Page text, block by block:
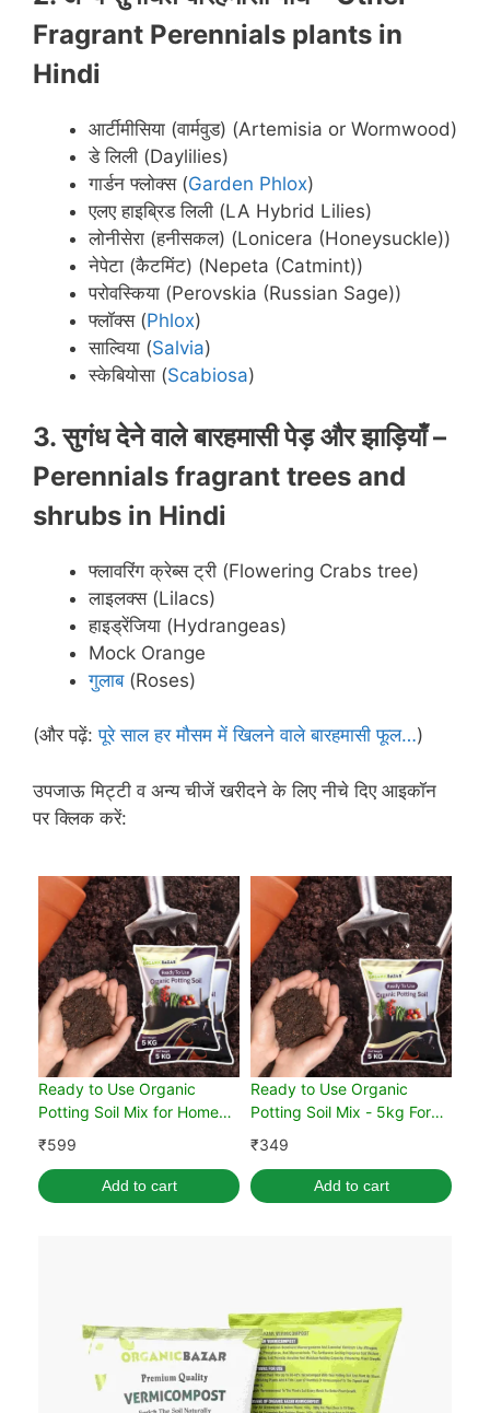
Fragrant Perennials plants in
Hindi
आर्टीमीसिया (वार्मवुड) (Artemisia or Wormwood)
डे लिली (Daylilies)
गार्डन फ्लोक्स (Garden Phlox)
एलए हाइब्रिड लिली (LA Hybrid Lilies)
लोनीसेरा (हनीसकल) (Lonicera (Honeysuckle))
नेपेटा (कैटमिंट) (Nepeta (Catmint))
परोवस्किया (Perovskia (Russian Sage))
फ्लॉक्स (Phlox)
साल्विया (Salvia)
स्केबियोसा (Scabiosa)
3. सुगंध देने वाले बारहमासी पेड़ और झाड़ियाँ –
Perennials fragrant trees and
shrubs in Hindi
फ्लावरिंग क्रेब्स ट्री (Flowering Crabs tree)
लाइलक्स (Lilacs)
हाइड्रेंजिया (Hydrangeas)
Mock Orange
गुलाब(Roses)
(और पढ़ें:पूरे साल हर मौसम में खिलने वाले बारहमासी फूल…)
उपजाऊ मिट्टी व अन्य चीजें खरीदने के लिए नीचे दिए आइकॉन
पर क्लिक करें:
Ready to Use Organic
Potting Soil Mix for Home
Gardening 10 kg
₹599
Add to cart
Ready to Use Organic
Potting Soil Mix - 5kg For
Home Gardening
₹349
Add to cart